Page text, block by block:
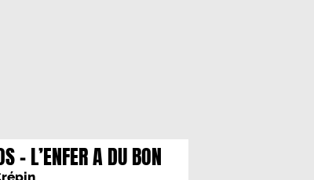
– L’ENFER A DU BON